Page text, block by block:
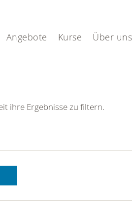
Angebote Kurse Über uns
ihre Ergebnisse zu filtern.